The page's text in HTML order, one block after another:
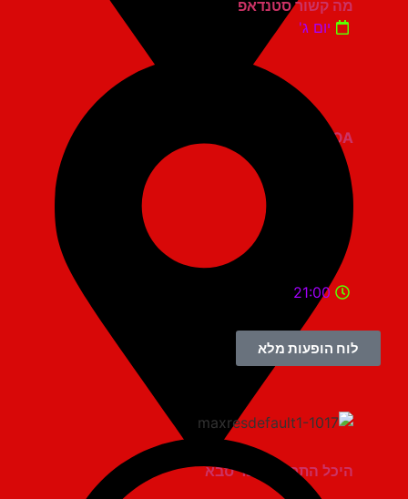
מה קשור סטנדאפ
יום ג'
היכל התרבות כפר סבא
21:00
לוח הופעות מלא